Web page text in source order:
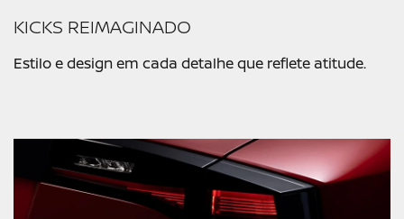
KICKS REIMAGINADO
Estilo e design em cada detalhe que reflete atitude.